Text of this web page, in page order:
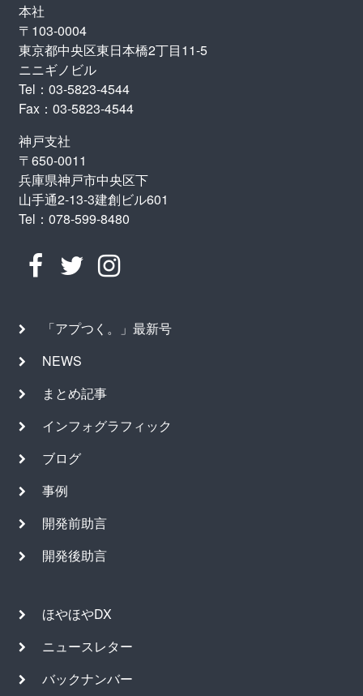
本社
〒103-0004
東京都中央区東日本橋2丁目11-5
ニニギノビル
Tel：03-5823-4544
Fax：03-5823-4544
神戸支社
〒650-0011
兵庫県神戸市中央区下
山手通2-13-3建創ビル601
Tel：078-599-8480
「アプつく。」最新号
NEWS
まとめ記事
インフォグラフィック
ブログ
事例
開発前助言
開発後助言
ほやほやDX
ニュースレター
バックナンバー